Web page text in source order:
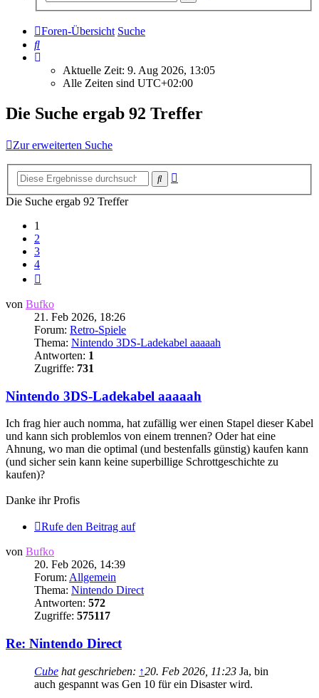
Foren-Übersicht Suche
Suche
Aktuelle Zeit: 9. Aug 2026, 13:05
Alle Zeiten sind UTC+02:00
Die Suche ergab 92 Treffer
Zur erweiterten Suche
Suche
Die Suche ergab 92 Treffer
1
2
3
4
von Bufko
21. Feb 2026, 18:26
Forum: Retro-Spiele
Thema: Nintendo 3DS-Ladekabel aaaaah
Antworten: 1
Zugriffe: 731
Nintendo 3DS-Ladekabel aaaaah
Ich frag hier auch nomma, hat zufällig wer einen Stapel dieser Kabel
und kann sich problemlos von einem trennen? Oder hat eine
Ahnung, wo man die optimal (und bestenfalls günstig) kaufen kann
(und sicher sein kann keine superbillige Schrottgeschichte zu
kaufen)?
Danke ihr Profis
Rufe den Beitrag auf
von Bufko
20. Feb 2026, 14:39
Forum: Allgemein
Thema: Nintendo Direct
Antworten: 572
Zugriffe: 575117
Re: Nintendo Direct
Cube hat geschrieben: ↑20. Feb 2026, 11:23 Ja, bin
auch gespannt was Gen 10 für ein Disaster wird.